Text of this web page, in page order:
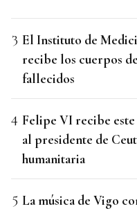
El Instituto de
recibe los cuerpos
fallecidos
Felipe VI recibe
al presidente de
humanitaria
La música de Vigo